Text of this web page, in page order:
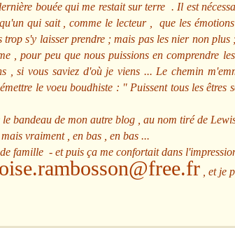
bouée qui me restait sur terre . Il est
qui sait , comme le lecteur , que les émotions
trop s'y laisser prendre ; mais pas les nier non
, pour peu que nous puissions en comprendre
, si vous saviez d'où je viens ... Le chemin
le voeu boudhiste : " Puissent tous les êtres
bandeau de mon autre blog , au nom tiré de
vraiment , en bas , en bas ...
famille - et puis ça me confortait dans
, et je